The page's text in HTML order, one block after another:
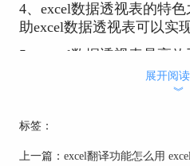
4、excel数据透视表的特
助excel数据透视表可以实
5、excel数据透视表是高
行数据的汇总、分析等，
表格，强大的数据处理能
照类别汇总数据，实现分
展开阅
︾
标签：
上一篇： excel翻译功能怎么用